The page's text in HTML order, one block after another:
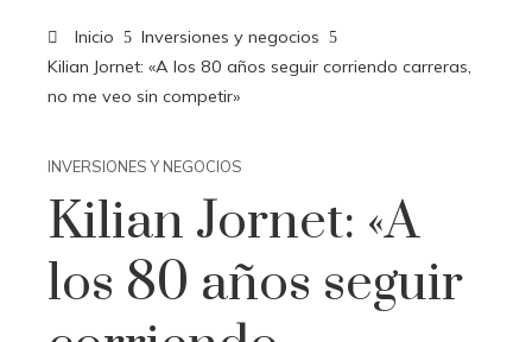
Inicio
Inversiones y negocios
Kilian Jornet: «A los 80 años seguir corriendo carreras,
no me veo sin competir»
INVERSIONES Y NEGOCIOS
Kilian Jornet: «A
los 80 años seguir